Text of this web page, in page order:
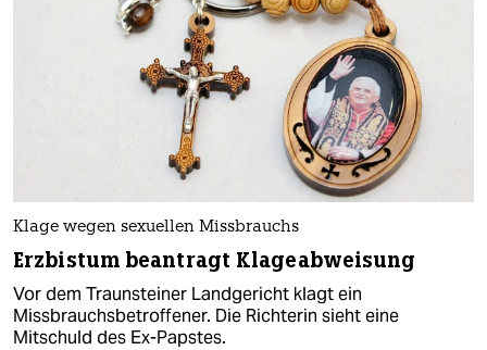
Klage wegen sexuellen Missbrauchs
Erzbistum beantragt Klageabweisung
Vor dem Traunsteiner Landgericht klagt ein
Missbrauchsbetroffener. Die Richterin sieht eine
Mitschuld des Ex-Papstes.